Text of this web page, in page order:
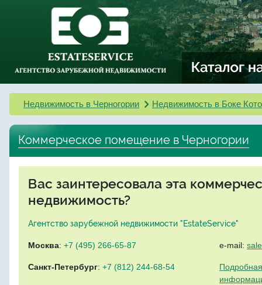
Недвижимость в Черногории Недвижимость в Боке
Коммерческое помещение в Черногории
Вас заинтересовала эта
недвижимость?
Агентство зарубежной недвижимости "EstateService"
Москва: +7 (495) 266-65-87
Санкт-Петербург: +7 (812) 244-68-54
e-mail: